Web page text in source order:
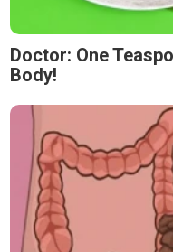
Doctor: One
Body!